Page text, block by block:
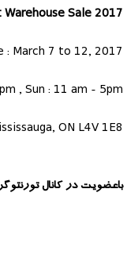
Sale 2017
: March 7 to 12, 2017
, Sun : 11 am - 5pm
ON L4V 1E8
باعضویت در کانال